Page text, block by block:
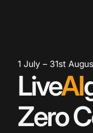
1 July – 31st
LiveAI
Zero